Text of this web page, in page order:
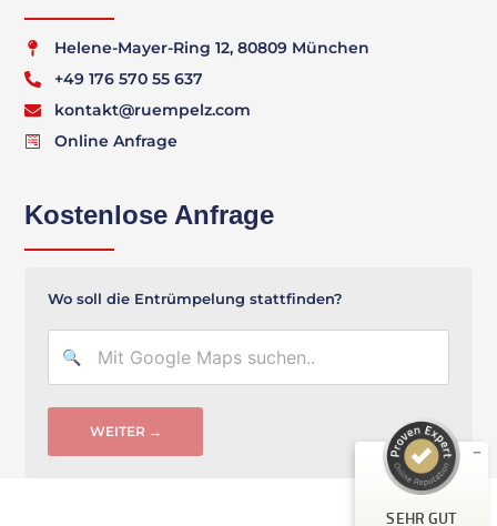
Helene-Mayer-Ring 12, 80809 München
+49 176 570 55 637
kontakt@ruempelz.com
Online Anfrage
Kostenlose Anfrage
Wo soll die Entrümpelung stattfinden?
WEITER →
SEHR GUT
Kundenbewertungen und Erfahrungen zu
Rümpelz Entrümpelung München
100
%
ProvenExpert.com
25
ProvenExpert.com